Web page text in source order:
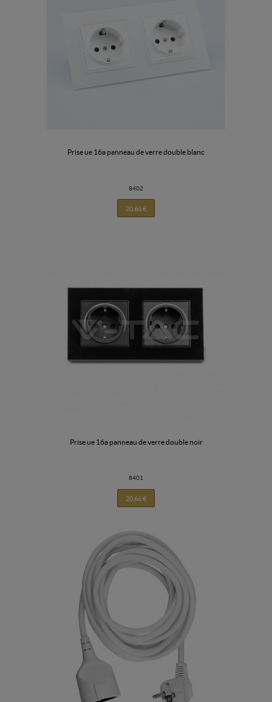
prise ue 16a panneau de verre double blanc
8402
20,66 €
prise ue 16a panneau de verre double noir
8401
20,66 €